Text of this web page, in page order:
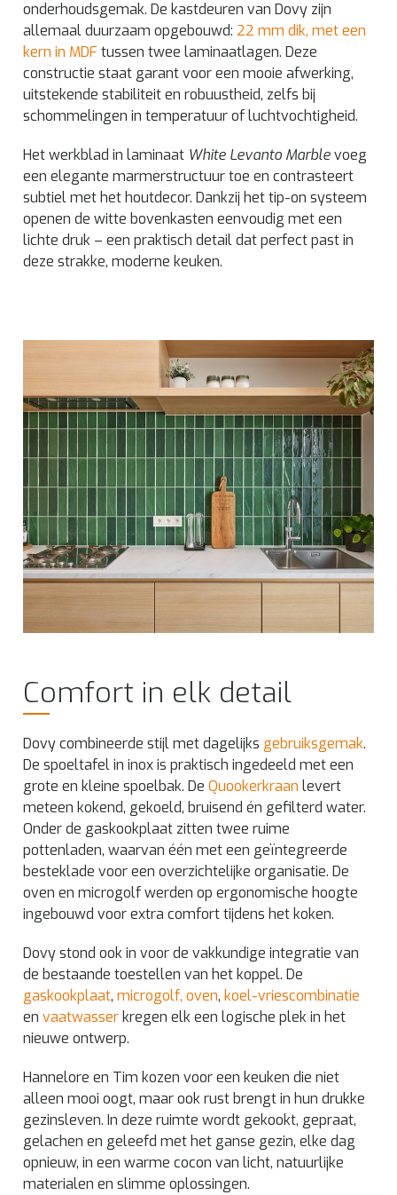
onderhoudsgemak. De kastdeuren van Dovy zijn
allemaal duurzaam opgebouwd: 22 mm dik, met een
kern in MDFtussen twee laminaatlagen. Deze
constructie staat garant voor een mooie afwerking,
uitstekende stabiliteit en robuustheid, zelfs bij
schommelingen in temperatuur of luchtvochtigheid.
Het werkblad in laminaat White Levanto Marblevoeg
een elegante marmerstructuur toe en contrasteert
subtiel met het houtdecor. Dankzij het tip-on systeem
openen de witte bovenkasten eenvoudig met een
lichte druk – een praktisch detail dat perfect past in
deze strakke, moderne keuken.
Comfort in elk detail
Dovy combineerde stijl met dagelijks gebruiksgemak.
De spoeltafel in inox is praktisch ingedeeld met een
grote en kleine spoelbak. DeQuookerkraan levert
meteen kokend, gekoeld, bruisend én gefilterd water.
Onder de gaskookplaat zitten twee ruime
pottenladen, waarvan één met een geïntegreerde
besteklade voor een overzichtelijke organisatie. De
oven en microgolf werden op ergonomische hoogte
ingebouwd voor extra comfort tijdens het koken.
Dovy stond ook in voor de vakkundige integratie van
de bestaande toestellen van het koppel. De
gaskookplaat,microgolf, oven, koel-vriescombinatie
envaatwasser kregen elk een logische plek in het
nieuwe ontwerp.
Hannelore en Tim kozen voor een keuken die niet
alleen mooi oogt, maar ook rust brengt in hun drukke
gezinsleven. In deze ruimte wordt gekookt, gepraat,
gelachen en geleefd met het ganse gezin, elke dag
opnieuw, in een warme cocon van licht, natuurlijke
materialen en slimme oplossingen.